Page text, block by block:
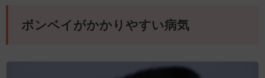
ボンベイがかかりやすい病気